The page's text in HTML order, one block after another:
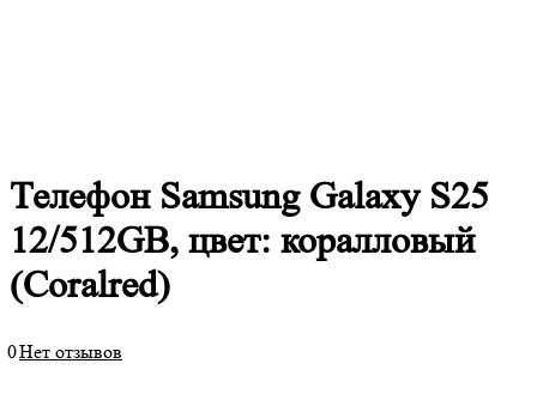
Телефон Samsung Galaxy S25
12/512GB, цвет: коралловый
(Coralred)
0Нет отзывов